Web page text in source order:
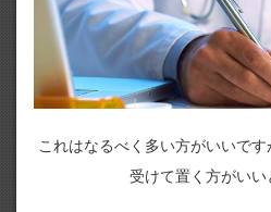
これはなるべく多い方がいいです
受けて置く方がいい